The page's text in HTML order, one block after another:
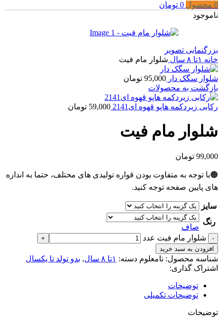
0 محصول 0 تومان
ناموجود
بزرگنمایی تصویر
خانه ۱تا ۸ سال شلوار مام فیت
شلوار سگک دار 95,000 تومان
بازگشت به محصولات
رکابی زیردکمه هاپو قهوه ای2141 59,000 تومان
شلوار مام فیت
99,000 تومان
🟠با توجه به متفاوت بودن قواره تولیدی های مختلف، حتما به اندازه
های پایین صفحه توجه کنید.
سایز
رنگ
صاف
شلوار مام فیت عدد
افزودن به سبد خرید
شناسه محصول: نامعلوم دسته: ۱تا ۸ سال , بدو تولد تا یکسال
اشتراک گذاری:
توضیحات
توضیحات تکمیلی
توضیحات